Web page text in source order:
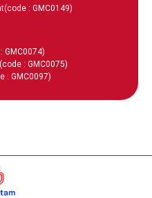
(code : GMC0149)
GMC0074)
(code : GMC0075)
: GMC0097)